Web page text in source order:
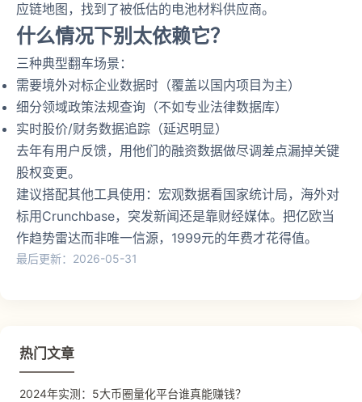
应链地图，找到了被低估的电池材料供应商。
什么情况下别太依赖它？
三种典型翻车场景：
需要境外对标企业数据时（覆盖以国内项目为主）
细分领域政策法规查询（不如专业法律数据库）
实时股价/财务数据追踪（延迟明显）
去年有用户反馈，用他们的融资数据做尽调差点漏掉关键
股权变更。
建议搭配其他工具使用：宏观数据看国家统计局，海外对
标用Crunchbase，突发新闻还是靠财经媒体。把亿欧当
作趋势雷达而非唯一信源，1999元的年费才花得值。
最后更新：2026-05-31
热门文章
2024年实测：5大币圈量化平台谁真能赚钱？